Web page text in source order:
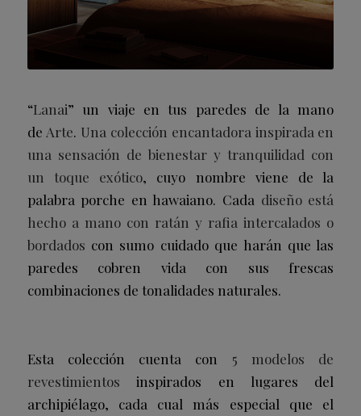
“Lanai” un viaje en tus paredes de la mano
de Arte. Una colección encantadora inspirada en
una sensación de bienestar y tranquilidad con
un toque exótico, cuyo nombre viene de la
palabra porche en hawaiano. Cada diseño está
hecho a mano con ratán y rafia intercalados o
bordados con sumo cuidado que harán que las
paredes cobren vida con sus frescas
combinaciones de tonalidades naturales.
Esta colección cuenta con 5 modelos de
revestimientosinspirados en lugares del
archipiélago, cada cual más especial que el